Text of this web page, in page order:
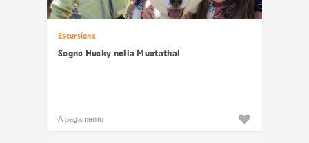
Escursione
Sogno Husky nella Muotathal
A pagamento